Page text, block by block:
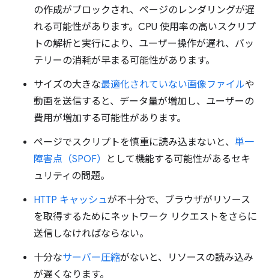
の作成がブロックされ、ページのレンダリングが遅
れる可能性があります。CPU 使用率の高いスクリプ
トの解析と実行により、ユーザー操作が遅れ、バッ
テリーの消耗が早まる可能性があります。
サイズの大きな最適化されていない画像ファイルや
動画を送信すると、データ量が増加し、ユーザーの
費用が増加する可能性があります。
ページでスクリプトを慎重に読み込まないと、 単一
障害点（SPOF）
として機能する可能性があるセキ
ュリティの問題。
HTTP キャッシュが不十分で、ブラウザがリソース
を取得するためにネットワーク リクエストをさらに
送信しなければならない。
十分なサーバー圧縮がないと、リソースの読み込み
が遅くなります。